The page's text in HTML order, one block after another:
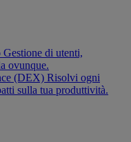
Gestione di utenti,
ovunque.
(DEX) Risolvi ogni
sulla tua produttività.